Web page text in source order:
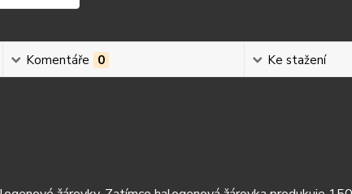
Komentáře 0 Ke stažení